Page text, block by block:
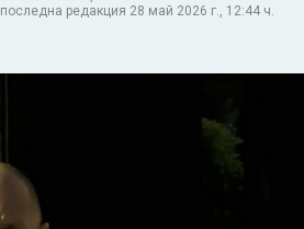
последна редакция 28 май 2026 г., 12:44 ч.